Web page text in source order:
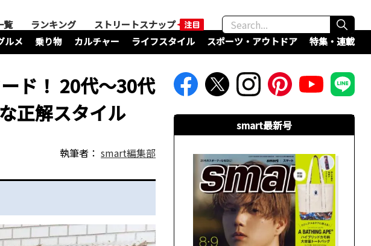
覧 ランキング
ストリートスナップ
ルメ 乗り物 カルチャー ライフスタイル スポーツ・アウトドア 特集・連載
ド！ 20代〜30代
正解スタイル
執筆者： smart編集部
smart最新号